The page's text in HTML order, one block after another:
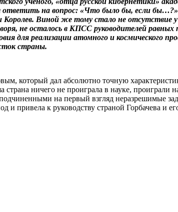
ответить на вопрос: «Что было бы, если
Виной же тому стало не отсутствие
не осталось в КПСС руководителей
для реализации атомного и космического
страны.
который дал абсолютно точную
ничего не проиграла в науке,
на первый взгляд неразрешимые
и привела к руководству страной Горбачева